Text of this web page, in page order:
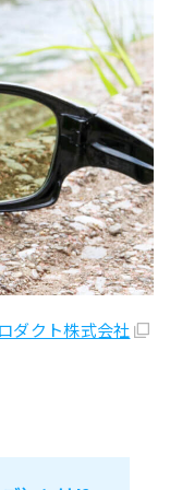
ダクト株式会社